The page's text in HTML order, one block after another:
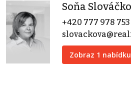
Soňa
+420 777 978 753
Zobraz 1 nabídku